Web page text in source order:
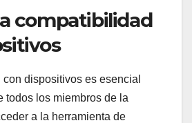
compatibilidad
dispositivos es esencial
todos los miembros de la
a la herramienta de